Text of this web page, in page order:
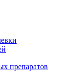
препаратов